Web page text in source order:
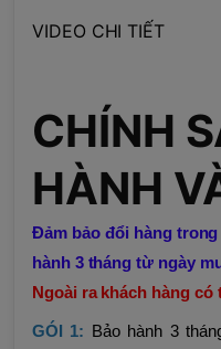
VIDEO CHI TIẾT
CHÍNH
HÀNH
Đảm bảo đổi hàng
hành 3 tháng từ ngày
Ngoài ra khách hàng
GÓI 1: Bảo hành 3